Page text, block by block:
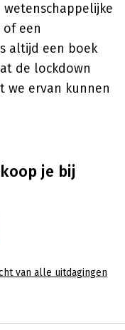
een
altijd een boek
de lockdown
we ervan kunnen
je bij
van alle uitdagingen